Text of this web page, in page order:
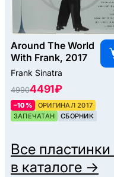
Around The World
With Frank, 2017
Frank Sinatra
49904491 ₽
–10%
ОРИГИНАЛ 2017
ЗАПЕЧАТАН
СБОРНИК
Все пластинки
в каталоге →